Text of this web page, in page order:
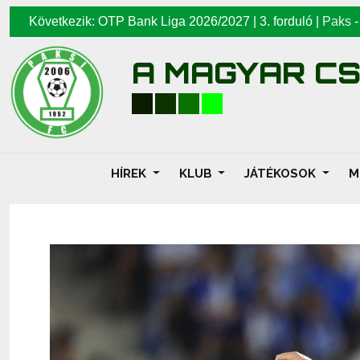
Következik: OTP Bank Liga 2026/2027 | 3. forduló | Paks
A MAGYAR
HÍREK KLUB JÁTÉKOSOK